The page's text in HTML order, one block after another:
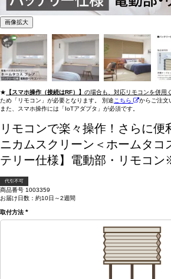
画像拡大
★ 【スマホ操作（接続はRF）】 の場合も、対応リモコンを併用
ため「リモコン」が必要となります。 別途 こちら
からご注文
また、スマホ操作には「IoTアダプタ」が必須です。
リモコンで楽々操作！さらに便
ニカムスクリーン＜ホームタコ
テリー仕様】電動部・リモコ
代引不可
商品番号 1003359
お届け日数：約10日～2週間
取付方法
(必